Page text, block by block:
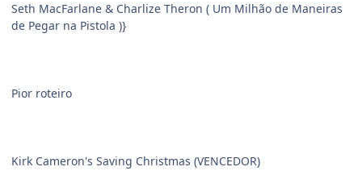
Seth MacFarlane & Charlize Theron ( Um Milhão de Maneiras
de Pegar na Pistola )}
Pior roteiro
Kirk Cameron's Saving Christmas (VENCEDOR)